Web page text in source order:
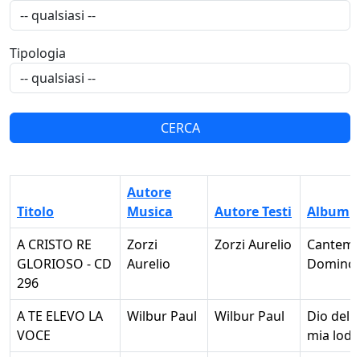
Tipologia
Titolo
Autore
Musica
Autore Testi
Album
A CRISTO RE
GLORIOSO - CD
296
Zorzi
Aurelio
Zorzi Aurelio
Domino
A TE ELEVO LA
VOCE
Wilbur Paul Wilbur Paul
Dio della
mia lode